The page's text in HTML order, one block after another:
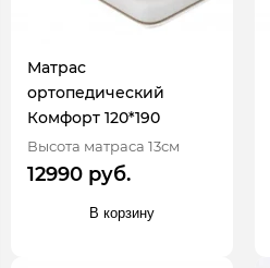
Матрас
ортопедический
Комфорт 120*190
Высота матраса 13см
12990 руб.
В корзину